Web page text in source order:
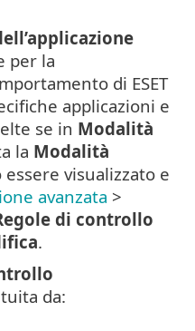
per la
di ESET
applicazioni e
se in Modalità
la Modalità
essere visualizzato e
avanzata >
di controllo
.
da: